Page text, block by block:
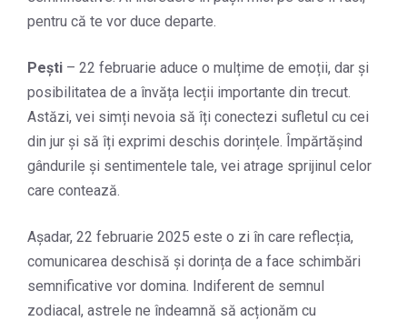
pentru că te vor duce departe.
Pești – 22 februarie aduce o mulțime de emoții, dar și
posibilitatea de a învăța lecții importante din trecut.
Astăzi, vei simți nevoia să îți conectezi sufletul cu cei
din jur și să îți exprimi deschis dorințele. Împărtășind
gândurile și sentimentele tale, vei atrage sprijinul celor
care contează.
Așadar, 22 februarie 2025 este o zi în care reflecția,
comunicarea deschisă și dorința de a face schimbări
semnificative vor domina. Indiferent de semnul
zodiacal, astrele ne îndeamnă să acționăm cu